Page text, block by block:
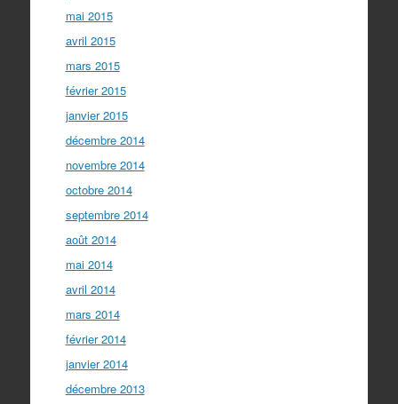
mai 2015
avril 2015
mars 2015
février 2015
janvier 2015
décembre 2014
novembre 2014
octobre 2014
septembre 2014
août 2014
mai 2014
avril 2014
mars 2014
février 2014
janvier 2014
décembre 2013